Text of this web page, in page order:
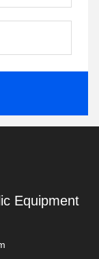
Equipment